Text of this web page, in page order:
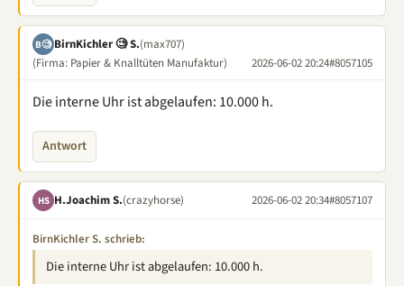
B🧐 BirnKichler 🧐 S.(max707)
(Firma: Papier & Knalltüten Manufaktur)
2026-06-02 20:24#8057105
Die interne Uhr ist abgelaufen: 10.000 h.
Antwort
HS H.Joachim S.(crazyhorse) 2026-06-02 20:34#8057107
BirnKichler S. schrieb:
Die interne Uhr ist abgelaufen: 10.000 h.